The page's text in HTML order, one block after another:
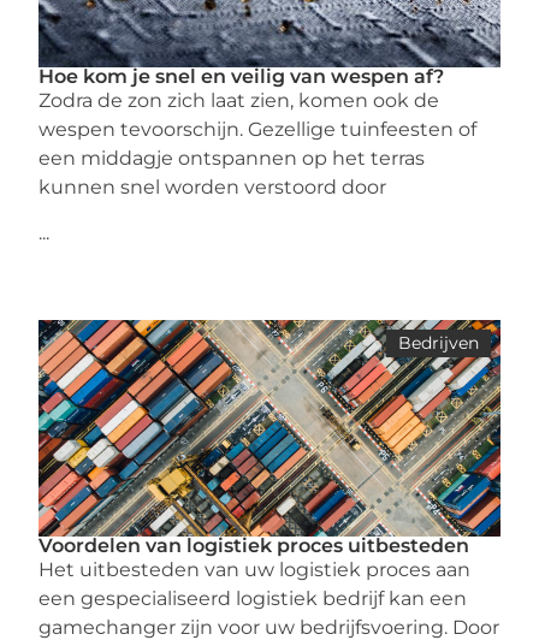
Hoe kom je snel en veilig van wespen af?
Zodra de zon zich laat zien, komen ook de
wespen tevoorschijn. Gezellige tuinfeesten of
een middagje ontspannen op het terras
kunnen snel worden verstoord door
...
Bedrijven
Voordelen van logistiek proces uitbesteden
Het uitbesteden van uw logistiek proces aan
een gespecialiseerd logistiek bedrijf kan een
gamechanger zijn voor uw bedrijfsvoering. Door